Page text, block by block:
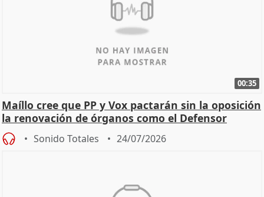
00:35
Maíllo cree que PP y Vox pactarán sin la oposición
la renovación de órganos como el Defensor
Sonido Totales 24/07/2026